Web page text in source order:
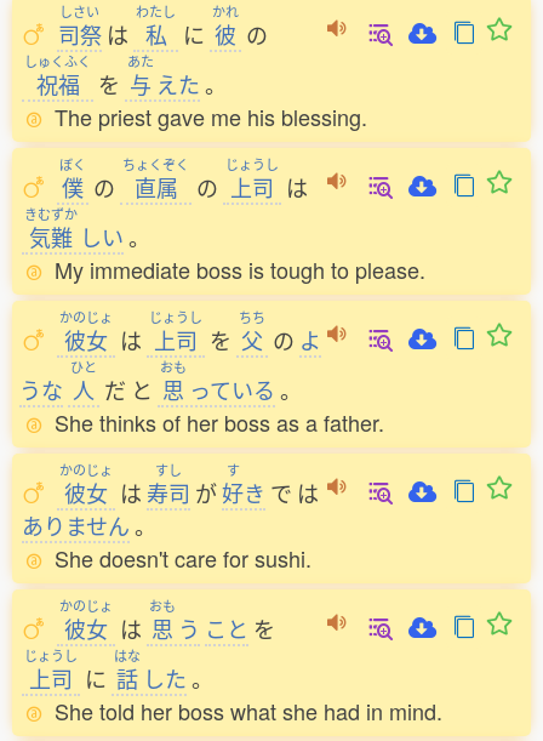
しさい
司祭 は
わたし
私 に
かれ
彼 の
しゅくふく
祝福 を
あた
与 えた。
The priest gave me his blessing.
ぼく
僕 の
ちょくぞく
直属 の
じょうし
上司 は
きむずか
気難 しい。
My immediate boss is tough to please.
かのじょ
彼女 は
じょうし
上司 を
ちち
父 の よ
うな
ひと
人 だ と
おも
思 っている 。
She thinks of her boss as a father.
かのじょ
彼女 は
すし
寿司 が
す
好き で は
ありません。
She doesn't care for sushi.
かのじょ
彼女 は
おも
思 う こと を
じょうし
上司 に
はな
話 した。
She told her boss what she had in mind.